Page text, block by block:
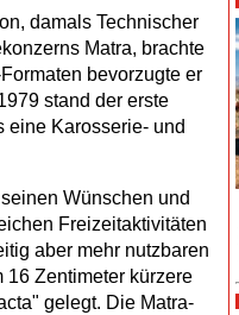
damals Technischer
Matra, brachte
bevorzugte er
stand der erste
eine Karosserie- und
Wünschen und
Freizeitaktivitäten
aber mehr nutzbaren
16 Zentimeter kürzere
gelegt. Die Matra-